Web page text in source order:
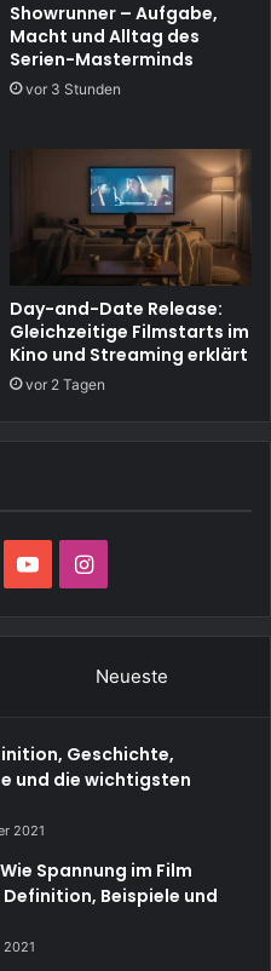
Showrunner – Aufgabe,
Macht und Alltag des
Serien-Masterminds
vor 3 Stunden
Day-and-Date Release:
Gleichzeitige Filmstarts im
Kino und Streaming erklärt
vor 2 Tagen
YouTubeInstagram
Neueste
Geschichte,
und die wichtigsten
2021
Spannung im Film
Beispiele und
2021